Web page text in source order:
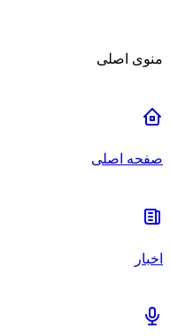
منوی اصلی
صفحه اصلی
اخبار